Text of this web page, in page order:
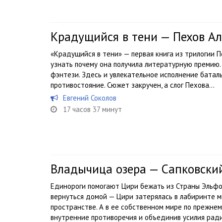
Крадущийся в тени — Пехов
«Крадущийся в тени» — первая книга из трилогии
узнать почему она получила литературную
фэнтези. Здесь и увлекательное исполнение
противостояние. Сюжет закручен, а слог Пехова...
Евгений Соколов
17 часов 37 минут
Владычица озера —
Единороги помогают Цири бежать из Страны
вернуться домой — Цири затерялась в лабиринте
пространстве. А в ее собственном мире по
внутренние противоречия и объединив усилия